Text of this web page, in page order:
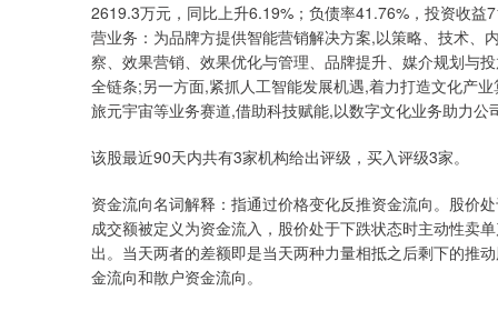
2619.3万元，同比上升6.19%；负债率41.76%，投资收
营业务：为品牌方提供智能营销解决方案,以策略、技术、
察、效果营销、效果优化与管理、品牌提升、媒介规划与
全链条;另一方面,紧抓人工智能发展机遇,着力打造文化产
旅元宇宙等业务赛道,借助科技赋能,以数字文化业务助力公
该股最近90天内共有3家机构给出评级，买入评级3家。
资金流向名词解释：指通过价格变化反推资金流向。股价
成交额被定义为资金流入，股价处于下跌状态时主动性卖
出。当天两者的差额即是当天两种力量相抵之后剩下的推
金流向和散户资金流向。